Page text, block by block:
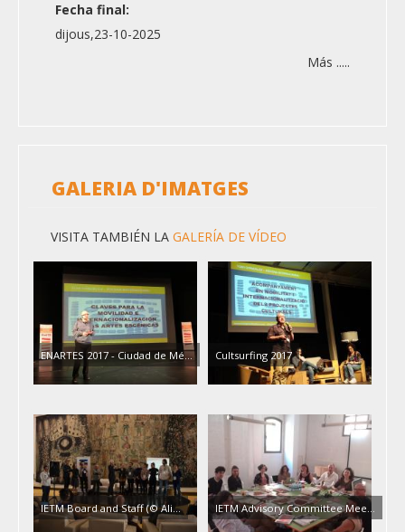
Fecha final:
dijous,23-10-2025
Más .....
GALERIA D'IMATGES
VISITA TAMBIÉN LA GALERÍA DE VÍDEO
ENARTES 2017 - Ciudad de Mé… Cultsurfing 2017
IETM Board and Staff (© Ali… IETM Advisory Committee Mee…